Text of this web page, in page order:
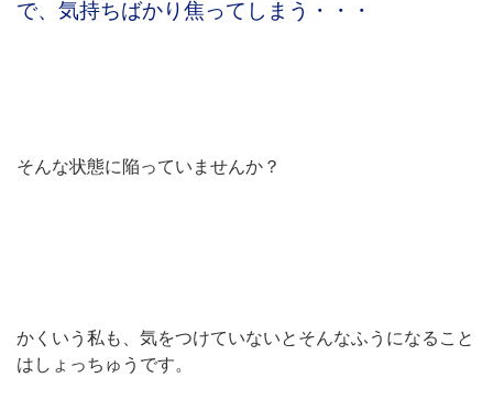
で、気持ちばかり焦ってしまう・・・
そんな状態に陥っていませんか？
かくいう私も、気をつけていないとそんなふうになること
はしょっちゅうです。